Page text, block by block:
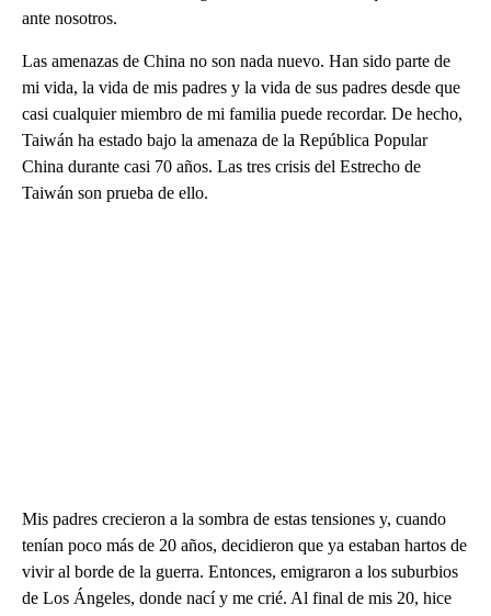
ante nosotros.
Las amenazas de China no son nada nuevo. Han sido parte de
mi vida, la vida de mis padres y la vida de sus padres desde que
casi cualquier miembro de mi familia puede recordar. De hecho,
Taiwán ha estado bajo la amenaza de la República Popular
China durante casi 70 años. Las tres crisis del Estrecho de
Taiwán son prueba de ello.
Mis padres crecieron a la sombra de estas tensiones y, cuando
tenían poco más de 20 años, decidieron que ya estaban hartos de
vivir al borde de la guerra. Entonces, emigraron a los suburbios
de Los Ángeles, donde nací y me crié. Al final de mis 20, hice